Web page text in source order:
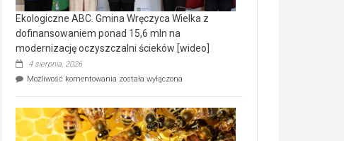
Ekologiczne ABC. Gmina Wręczyca Wielka z
dofinansowaniem ponad 15,6 mln na
modernizację oczyszczalni ścieków [wideo]
4 sierpnia, 2026
Możliwość komentowania Ekologiczne
Wręczyca
Wielka
z
została wyłączona